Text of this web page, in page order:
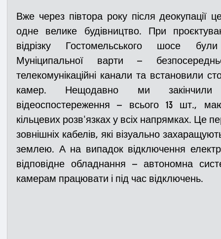
Громадське формування
Вже через півтора року після деокупації
одне велике будівництво. При
відрізку Гостомельського шосе
Муніципальної варти –
телекомунікаційні канали та встановили
камер. Нещодавно ми закінчили
відеоспостереження – всього 13 шт.,
кільцевих розв'язках у всіх напрямках. Це
зовнішніх кабелів, які візуально
землею. А на випадок відключення
відповідне обладнання – автономна
камерам працювати і під час відключень.